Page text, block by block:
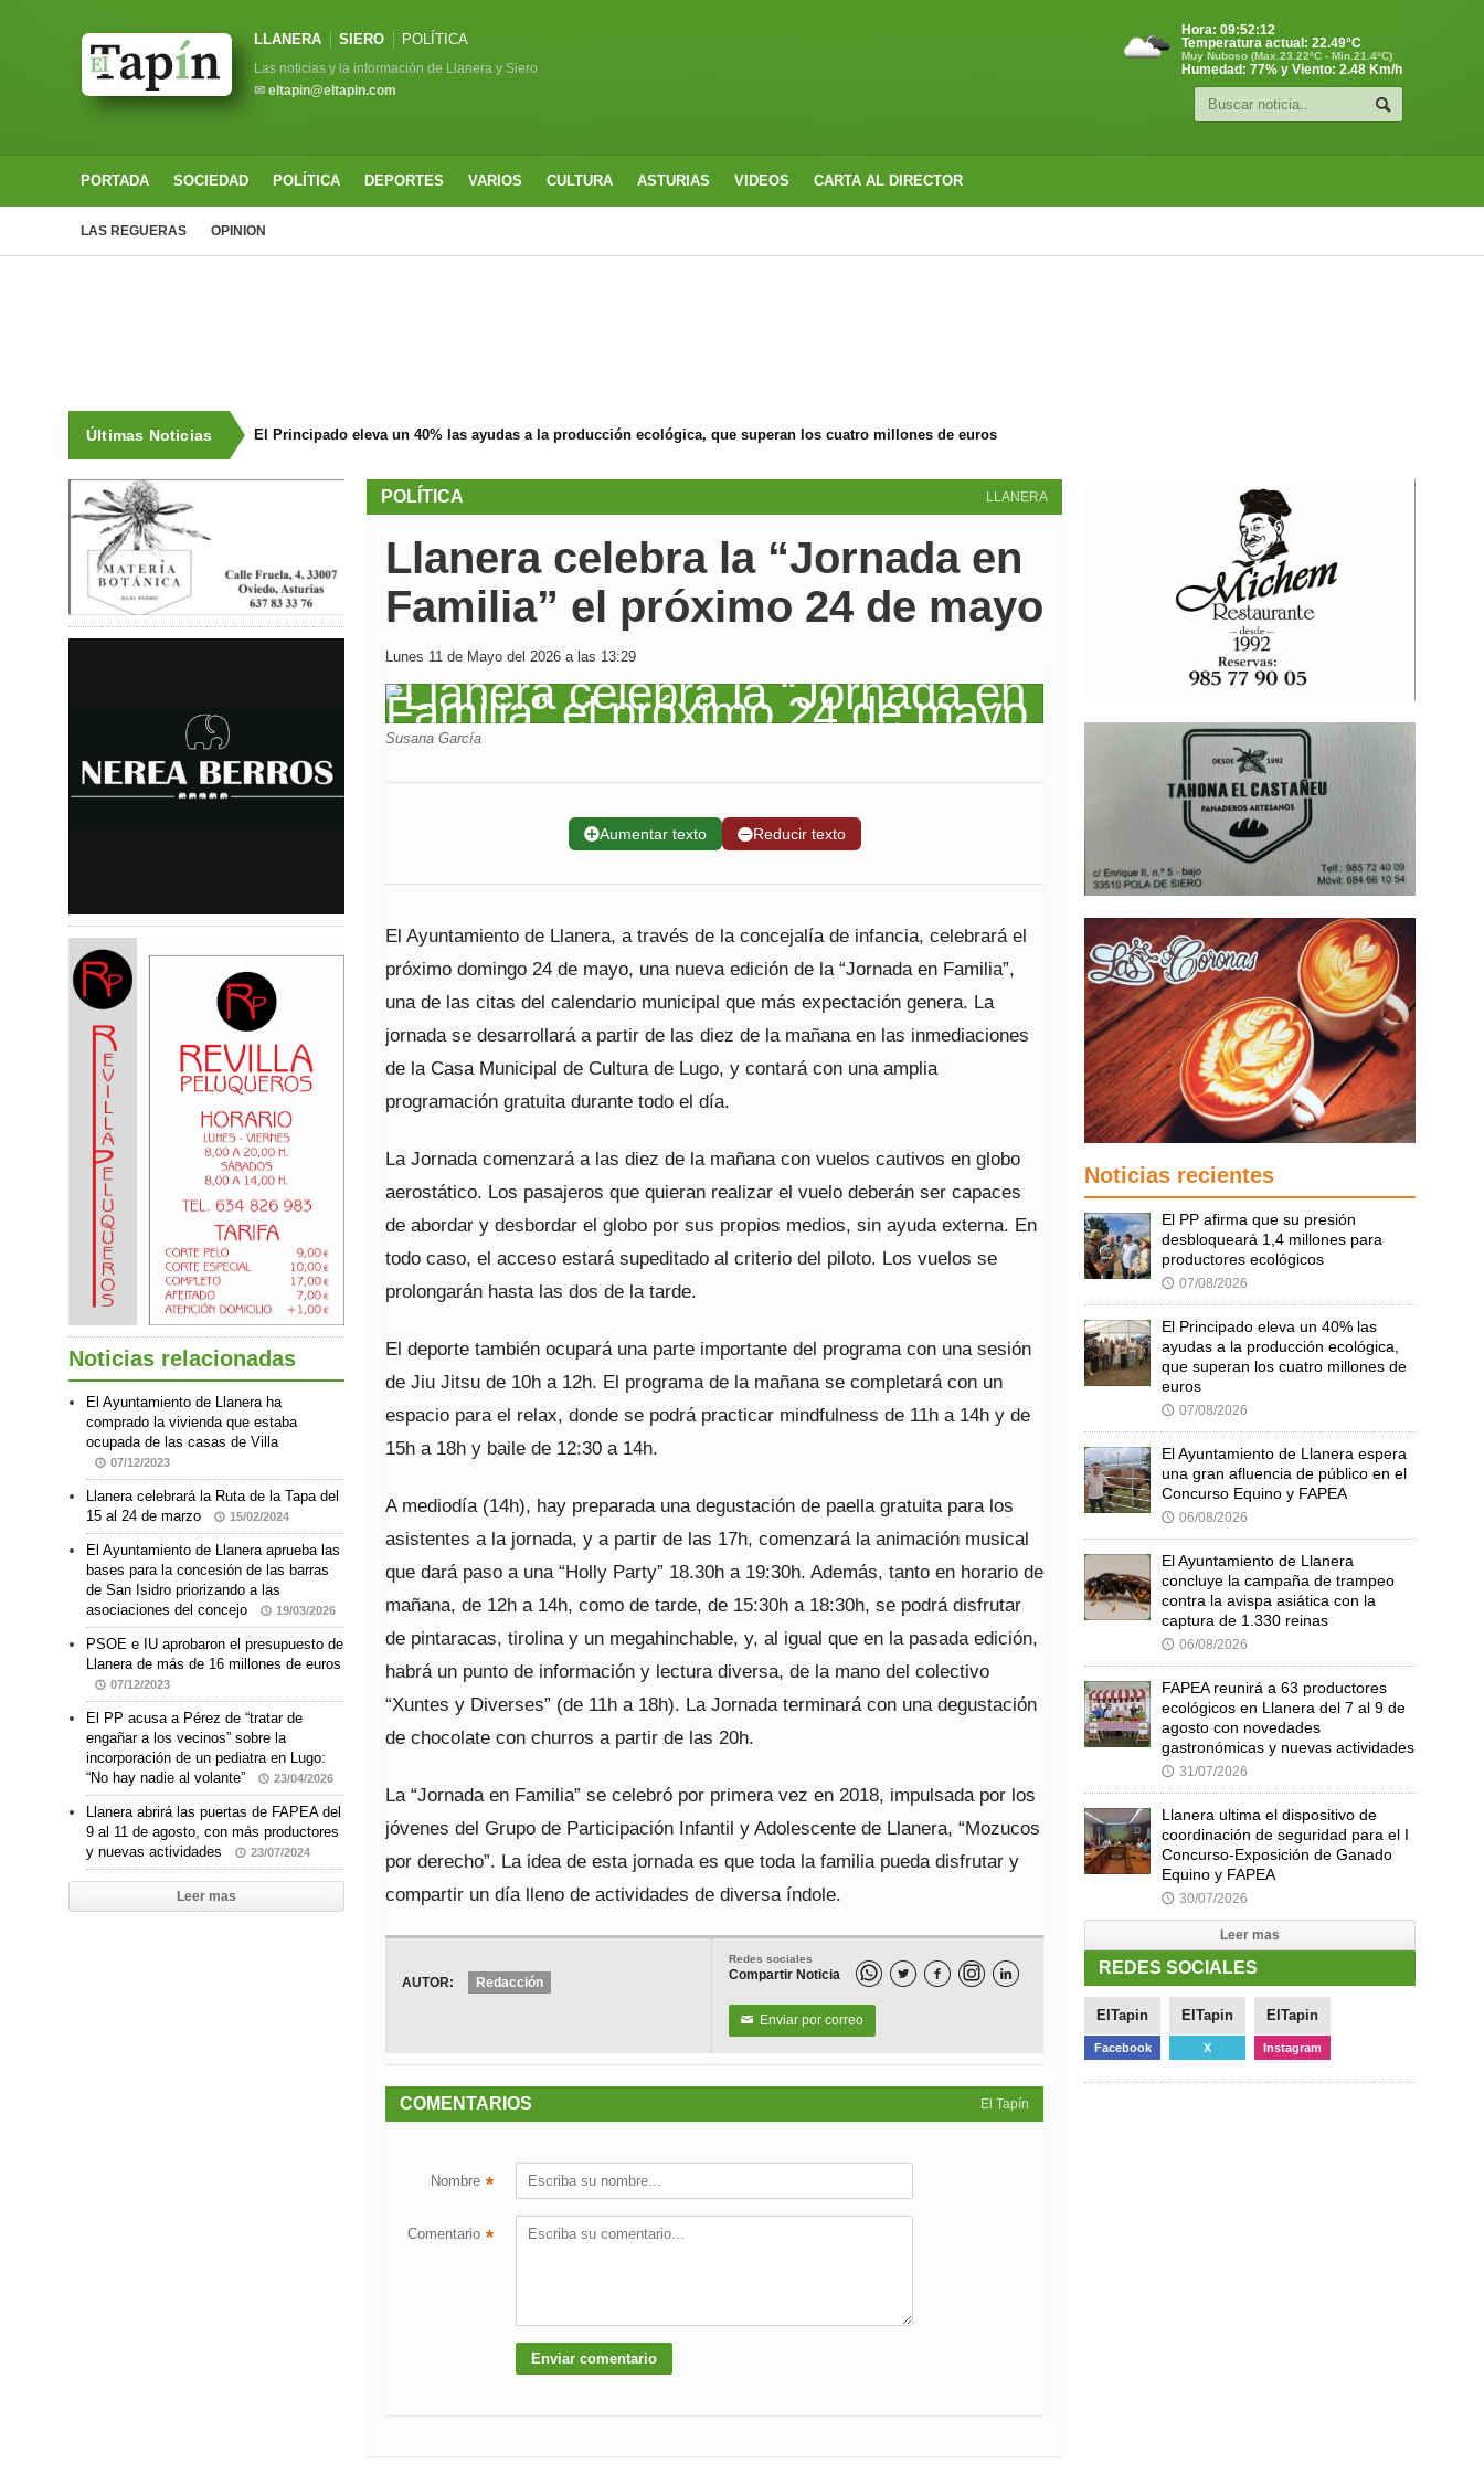
LLANERA SIERO POLÍTICA
Las noticias y la información de Llanera y Siero
✉ eltapin@eltapin.com
Hora: 09:52:13
Temperatura actual: 22.49°C
Muy Nuboso (Max.23.22ºC - Min.21.4ºC)
Humedad: 77% y Viento: 2.48 Km/h
PORTADA SOCIEDAD POLÍTICA DEPORTES VARIOS CULTURA ASTURIAS VIDEOS CARTA AL DIRECTOR
LAS REGUERAS OPINION
Últimas Noticias El Principado eleva un 40% las ayudas a la producción ecológica, que superan los cuatro millones de euros
LLANERA
POLÍTICA
Llanera celebra la “Jornada en
Familia” el próximo 24 de mayo
Lunes 11 de Mayo del 2026 a las 13:29
Susana García
➕Aumentar texto ➖Reducir texto
El Ayuntamiento de Llanera, a través de la concejalía de infancia, celebrará el
próximo domingo 24 de mayo, una nueva edición de la “Jornada en Familia”,
una de las citas del calendario municipal que más expectación genera. La
jornada se desarrollará a partir de las diez de la mañana en las inmediaciones
de la Casa Municipal de Cultura de Lugo, y contará con una amplia
programación gratuita durante todo el día.
La Jornada comenzará a las diez de la mañana con vuelos cautivos en globo
aerostático. Los pasajeros que quieran realizar el vuelo deberán ser capaces
de abordar y desbordar el globo por sus propios medios, sin ayuda externa. En
todo caso, el acceso estará supeditado al criterio del piloto. Los vuelos se
prolongarán hasta las dos de la tarde.
El deporte también ocupará una parte importante del programa con una sesión
de Jiu Jitsu de 10h a 12h. El programa de la mañana se completará con un
espacio para el relax, donde se podrá practicar mindfulness de 11h a 14h y de
15h a 18h y baile de 12:30 a 14h.
A mediodía (14h), hay preparada una degustación de paella gratuita para los
asistentes a la jornada, y a partir de las 17h, comenzará la animación musical
que dará paso a una “Holly Party” 18.30h a 19:30h. Además, tanto en horario de
mañana, de 12h a 14h, como de tarde, de 15:30h a 18:30h, se podrá disfrutar
de pintaracas, tirolina y un megahinchable, y, al igual que en la pasada edición,
habrá un punto de información y lectura diversa, de la mano del colectivo
“Xuntes y Diverses” (de 11h a 18h). La Jornada terminará con una degustación
de chocolate con churros a partir de las 20h.
La “Jornada en Familia” se celebró por primera vez en 2018, impulsada por los
jóvenes del Grupo de Participación Infantil y Adolescente de Llanera, “Mozucos
por derecho”. La idea de esta jornada es que toda la familia pueda disfrutar y
compartir un día lleno de actividades de diversa índole.
Redes sociales
Compartir Noticia   
✉ Enviar por correo
AUTOR: Redacción
El Tapín
COMENTARIOS
Nombre *
Comentario *
Noticias relacionadas
El Ayuntamiento de Llanera ha
comprado la vivienda que estaba
ocupada de las casas de Villa
07/12/2023
Llanera celebrará la Ruta de la Tapa del
15 al 24 de marzo
15/02/2024
El Ayuntamiento de Llanera aprueba las
bases para la concesión de las barras
de San Isidro priorizando a las
asociaciones del concejo
19/03/2026
PSOE e IU aprobaron el presupuesto de
Llanera de más de 16 millones de euros
07/12/2023
El PP acusa a Pérez de “tratar de
engañar a los vecinos” sobre la
incorporación de un pediatra en Lugo:
“No hay nadie al volante”
23/04/2026
Llanera abrirá las puertas de FAPEA del
9 al 11 de agosto, con más productores
y nuevas actividades
23/07/2024
Leer mas
Noticias recientes
El PP afirma que su presión
desbloqueará 1,4 millones para
productores ecológicos
🕔 07/08/2026
El Principado eleva un 40% las
ayudas a la producción ecológica,
que superan los cuatro millones de
euros
🕔 07/08/2026
El Ayuntamiento de Llanera espera
una gran afluencia de público en el
Concurso Equino y FAPEA
🕔 06/08/2026
El Ayuntamiento de Llanera
concluye la campaña de trampeo
contra la avispa asiática con la
captura de 1.330 reinas
🕔 06/08/2026
FAPEA reunirá a 63 productores
ecológicos en Llanera del 7 al 9 de
agosto con novedades
gastronómicas y nuevas actividades
🕔 31/07/2026
Llanera ultima el dispositivo de
coordinación de seguridad para el I
Concurso-Exposición de Ganado
Equino y FAPEA
🕔 30/07/2026
Leer mas
REDES SOCIALES
ElTapin
Facebook
ElTapin
X
ElTapin
Instagram